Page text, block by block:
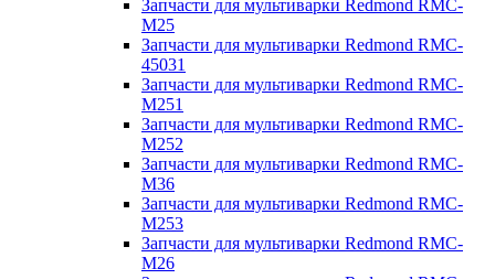
Запчасти для мультиварки Redmond RMC-
M25
Запчасти для мультиварки Redmond RMC-
45031
Запчасти для мультиварки Redmond RMC-
M251
Запчасти для мультиварки Redmond RMC-
M252
Запчасти для мультиварки Redmond RMC-
M36
Запчасти для мультиварки Redmond RMC-
M253
Запчасти для мультиварки Redmond RMC-
M26